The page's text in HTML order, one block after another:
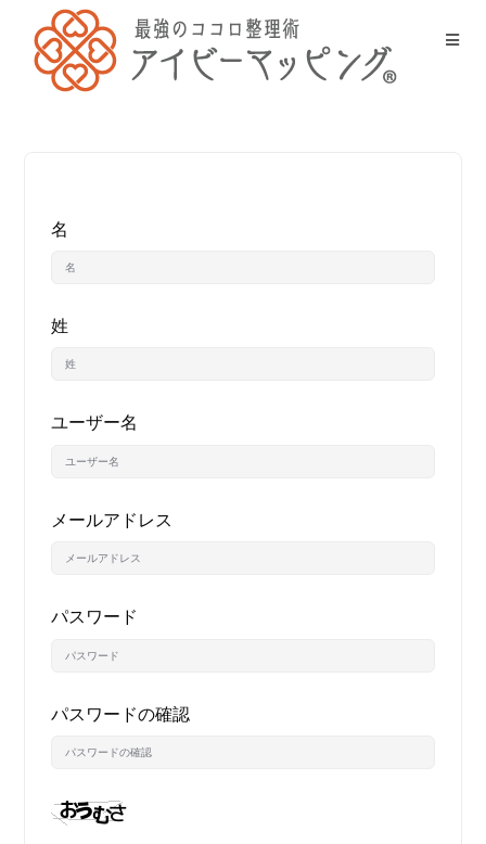
名
姓
ユーザー名
メールアドレス
パスワード
パスワードの確認